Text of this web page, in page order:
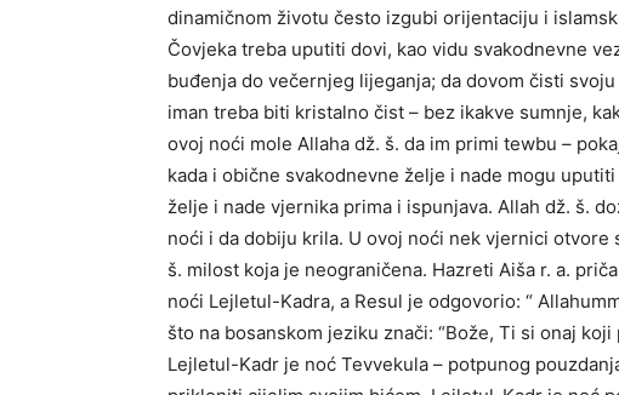
dinamičnom životu često izgubi orijentaciju i
Čovjeka treba uputiti dovi, kao vidu svakodnevne
buđenja do večernjeg lijeganja; da dovom čisti
iman treba biti kristalno čist – bez ikakve sumnje,
ovoj noći mole Allaha dž. š. da im primi tewbu –
kada i obične svakodnevne želje i nade mogu
želje i nade vjernika prima i ispunjava. Allah dž. š.
noći i da dobiju krila. U ovoj noći nek vjernici otvore
š. milost koja je neograničena. Hazreti Aiša r. a.
noći Lejletul-Kadra, a Resul je odgovorio: “
što na bosanskom jeziku znači: “Bože, Ti si onaj
Lejletul-Kadr je noć Tevvekula – potpunog